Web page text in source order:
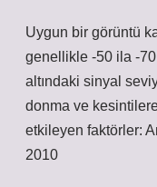
Uygun bir görüntü
genellikle -50 ila -70
altındaki sinyal
donma ve
etkileyen faktörler:
2010